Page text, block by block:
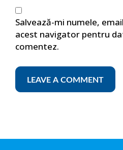
Salvează-mi numele,
acest navigator pentru
comentez.